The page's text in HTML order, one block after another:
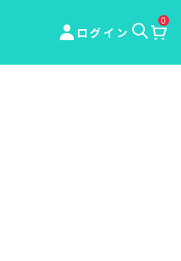
ログイン
0